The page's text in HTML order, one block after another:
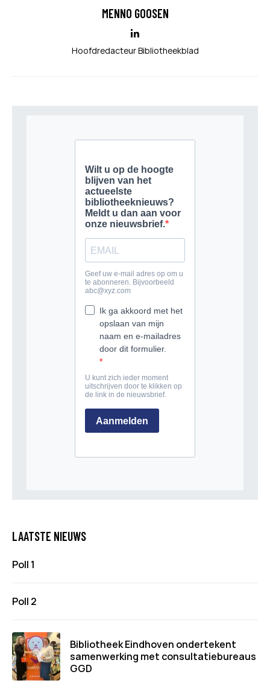
MENNO GOOSEN
Hoofdredacteur Bibliotheekblad
LAATSTE NIEUWS
Poll 1
Poll 2
Bibliotheek Eindhoven ondertekent
samenwerking met consultatiebureaus
GGD